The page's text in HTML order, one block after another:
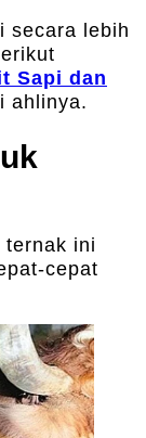
secara lebih
Sapi dan
ahlinya.
ternak ini
cepat